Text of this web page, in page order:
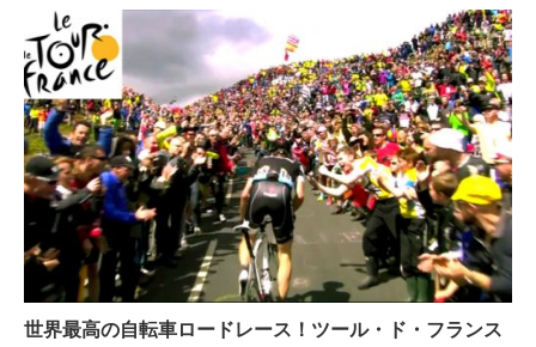
世界最高の自転車ロードレース！ツール・ド・フランス